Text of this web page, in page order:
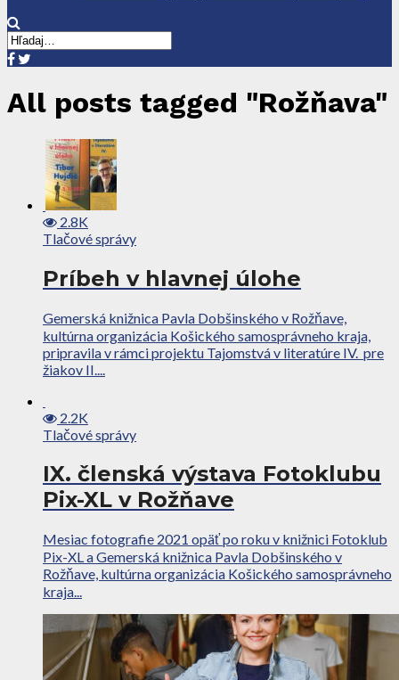
All posts tagged "Rožňava"
2.8K
Tlačové správy
Príbeh v hlavnej úlohe
Gemerská knižnica Pavla Dobšinského v Rožňave,
kultúrna organizácia Košického samosprávneho kraja,
pripravila v rámci projektu Tajomstvá v literatúre IV. pre
žiakov II....
2.2K
Tlačové správy
IX. členská výstava Fotoklubu
Pix-XL v Rožňave
Mesiac fotografie 2021 opäť po roku v knižnici Fotoklub
Pix-XL a Gemerská knižnica Pavla Dobšinského v
Rožňave, kultúrna organizácia Košického samosprávneho
kraja...